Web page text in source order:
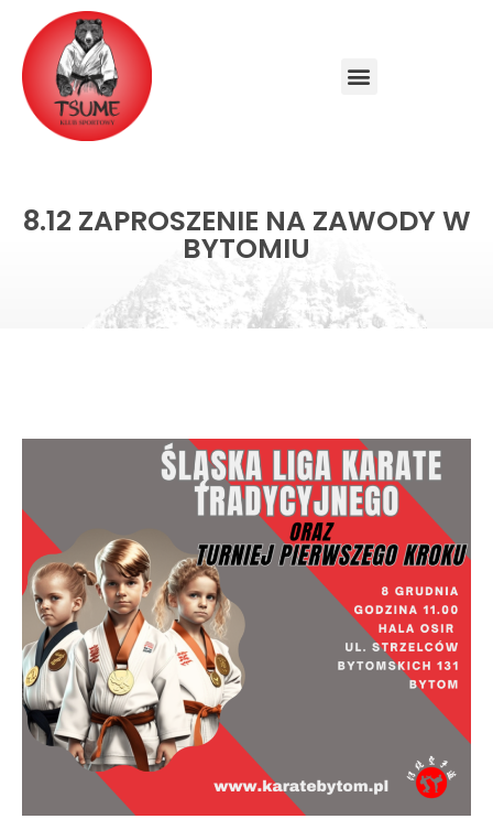
8.12 ZAPROSZENIE NA ZAWODY W
BYTOMIU